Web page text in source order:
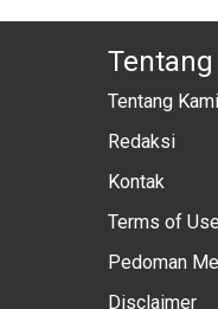
Tentang Kami
Redaksi
Kontak
Terms of Use
Pedoman
Disclaimer